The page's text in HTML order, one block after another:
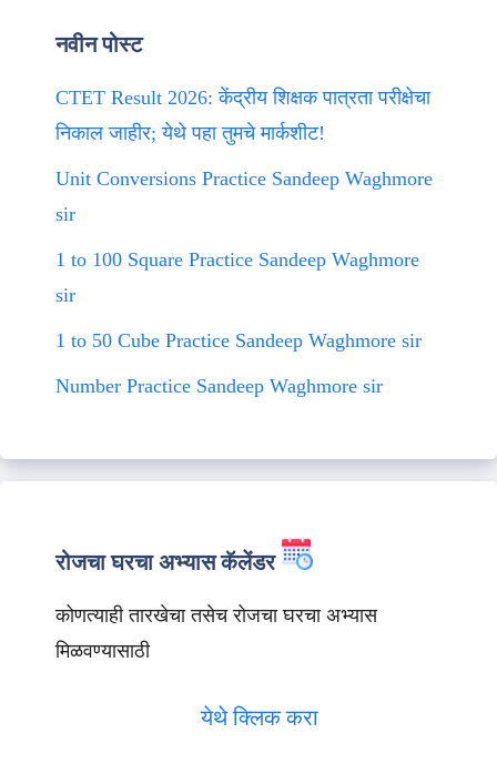
नवीन पोस्ट
CTET Result 2026: केंद्रीय शिक्षक पात्रता परीक्षेचा
निकाल जाहीर; येथे पहा तुमचे मार्कशीट!
Unit Conversions Practice Sandeep Waghmore
sir
1 to 100 Square Practice Sandeep Waghmore
sir
1 to 50 Cube Practice Sandeep Waghmore sir
Number Practice Sandeep Waghmore sir
रोजचा घरचा अभ्यास कॅलेंडर
कोणत्याही तारखेचा तसेच रोजचा घरचा अभ्यास
मिळवण्यासाठी
येथे क्लिक करा